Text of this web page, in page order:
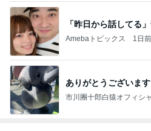
「昨日から話してる
Amebaトピックス 1日前
ありがとうございます
市川團十郎白猿オフィシ